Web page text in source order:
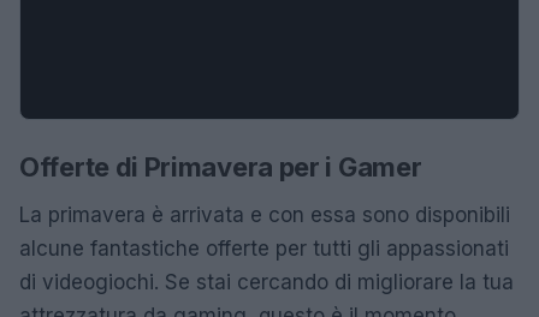
Offerte di Primavera per i Gamer
La primavera è arrivata e con essa sono disponibili
alcune fantastiche offerte per tutti gli appassionati
di videogiochi. Se stai cercando di migliorare la tua